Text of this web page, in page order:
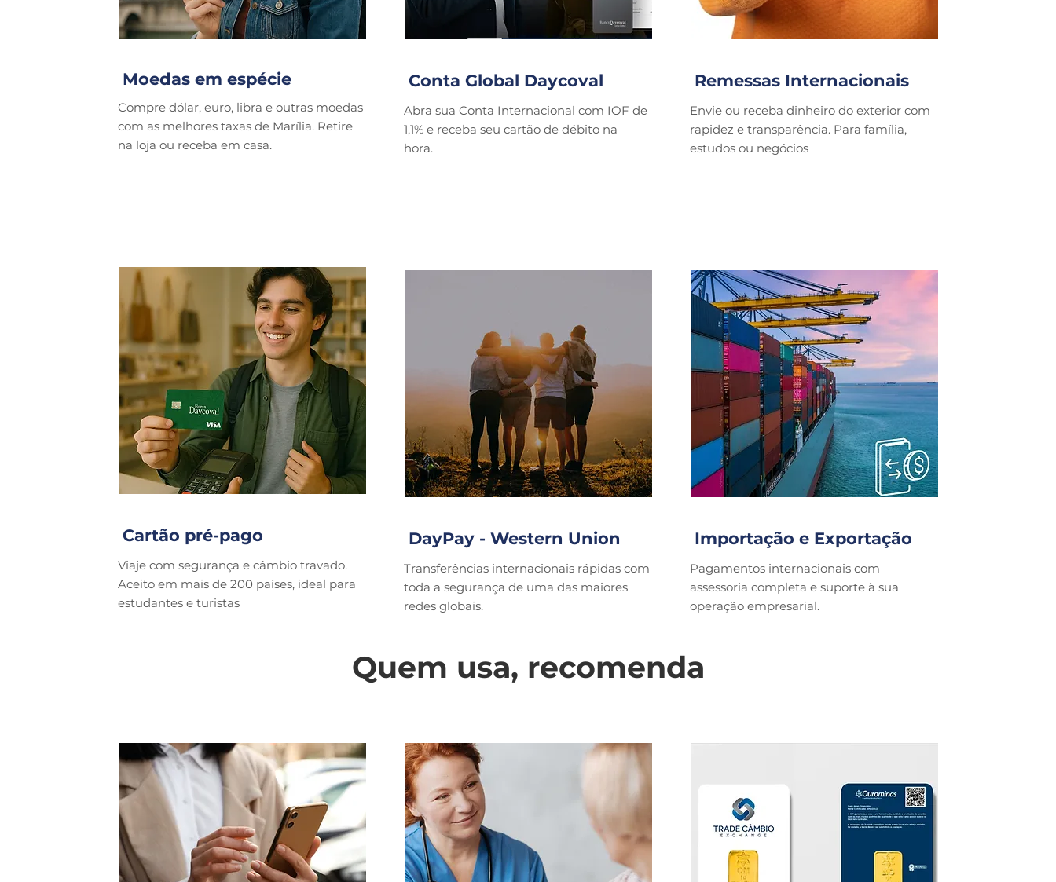
Moedas em espécie
Compre dólar, euro, libra e outras moedas
com as melhores taxas de Marília. Retire
na loja ou receba em casa.
Cartão pré-pago
Viaje com segurança e câmbio travado.
Aceito em mais de 200 países, ideal para
estudantes e turistas
Conta Global Daycoval
Abra sua Conta Internacional com IOF de
1,1% e receba seu cartão de débito na
hora.
DayPay - Western Union
Transferências internacionais rápidas com
toda a segurança de uma das maiores
redes globais.
Remessas Internacionais
Envie ou receba dinheiro do exterior com
rapidez e transparência. Para família,
estudos ou negócios
Importação e Exportação
Pagamentos internacionais com
assessoria completa e suporte à sua
operação empresarial.
Quem usa, recomenda